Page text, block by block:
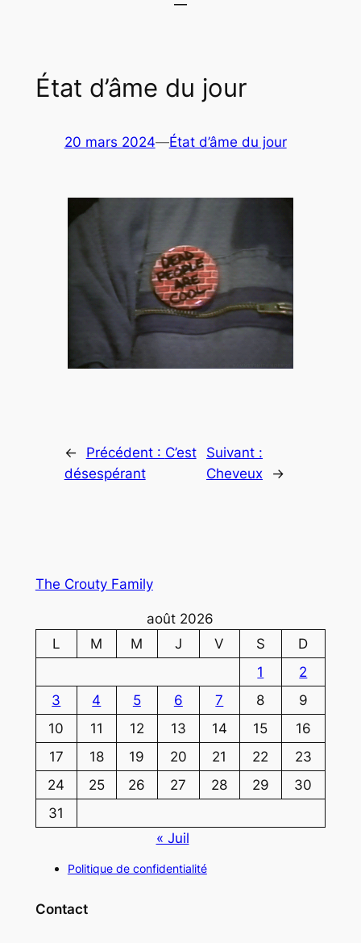
État d’âme du jour
20 mars 2024—État d’âme du jour
← Précédent : C’est
désespérant
Suivant :
Cheveux
→
The Crouty Family
août 2026
L
M M J V S
D
1
2
3
4 5 6 7 8
9
10
11 12 13 14 15
16
17
18 19 20 21 22
23
24
25 26 27 28 29
30
31
« Juil
Politique de confidentialité
Contact